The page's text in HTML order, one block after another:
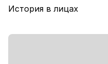
История в лицах